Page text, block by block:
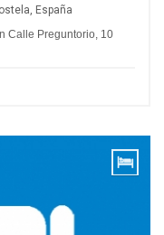
España
Calle Preguntorio, 10